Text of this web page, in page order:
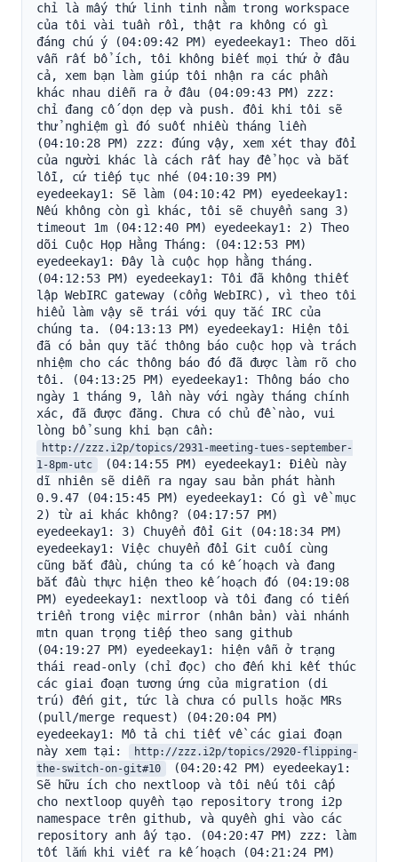
chỉ là mấy thứ linh tinh nằm trong workspace
của tôi vài tuần rồi, thật ra không có gì
đáng chú ý (04:09:42 PM) eyedeekay1: Theo dõi
vẫn rất bổ ích, tôi không biết mọi thứ ở đâu
cả, xem bạn làm giúp tôi nhận ra các phần
khác nhau diễn ra ở đâu (04:09:43 PM) zzz:
chỉ đang cố dọn dẹp và push. đôi khi tôi sẽ
thử nghiệm gì đó suốt nhiều tháng liền
(04:10:28 PM) zzz: đúng vậy, xem xét thay đổi
của người khác là cách rất hay để học và bắt
lỗi, cứ tiếp tục nhé (04:10:39 PM)
eyedeekay1: Sẽ làm (04:10:42 PM) eyedeekay1:
Nếu không còn gì khác, tôi sẽ chuyển sang 3)
timeout 1m (04:12:40 PM) eyedeekay1: 2) Theo
dõi Cuộc Họp Hằng Tháng: (04:12:53 PM)
eyedeekay1: Đây là cuộc họp hằng tháng.
(04:12:53 PM) eyedeekay1: Tôi đã không thiết
lập WebIRC gateway (cổng WebIRC), vì theo tôi
hiểu làm vậy sẽ trái với quy tắc IRC của
chúng ta. (04:13:13 PM) eyedeekay1: Hiện tôi
đã có bản quy tắc thông báo cuộc họp và trách
nhiệm cho các thông báo đó đã được làm rõ cho
tôi. (04:13:25 PM) eyedeekay1: Thông báo cho
ngày 1 tháng 9, lần này với ngày tháng chính
xác, đã được đăng. Chưa có chủ đề nào, vui
http://zzz.i2p/topics/2931-meeting-tues-september-
1-8pm-utc
(04:14:55 PM) eyedeekay1: Điều này
dĩ nhiên sẽ diễn ra ngay sau bản phát hành
0.9.47 (04:15:45 PM) eyedeekay1: Có gì về mục
2) từ ai khác không? (04:17:57 PM)
eyedeekay1: 3) Chuyển đổi Git (04:18:34 PM)
eyedeekay1: Việc chuyển đổi Git cuối cùng
cũng bắt đầu, chúng ta có kế hoạch và đang
bắt đầu thực hiện theo kế hoạch đó (04:19:08
PM) eyedeekay1: nextloop và tôi đang có tiến
triển trong việc mirror (nhân bản) vài nhánh
mtn quan trọng tiếp theo sang github
(04:19:27 PM) eyedeekay1: hiện vẫn ở trạng
thái read-only (chỉ đọc) cho đến khi kết thúc
các giai đoạn tương ứng của migration (di
trú) đến git, tức là chưa có pulls hoặc MRs
(pull/merge request) (04:20:04 PM)
eyedeekay1: Mô tả chi tiết về các giai đoạn
này xem tại:
http://zzz.i2p/topics/2920-flipping-
the-switch-on-git#10
(04:20:42 PM) eyedeekay1:
Sẽ hữu ích cho nextloop và tôi nếu tôi cấp
cho nextloop quyền tạo repository trong i2p
namespace trên github, và quyền ghi vào các
repository anh ấy tạo. (04:20:47 PM) zzz: làm
tốt lắm khi viết ra kế hoạch (04:21:24 PM)